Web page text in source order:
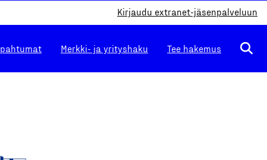
Kirjaudu extranet-jäsenpalveluun
Merkki- ja yrityshaku Tee hakemus